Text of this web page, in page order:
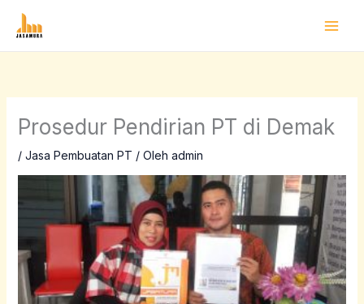
Prosedur Pendirian PT di Demak
/ Jasa Pembuatan PT / Oleh admin